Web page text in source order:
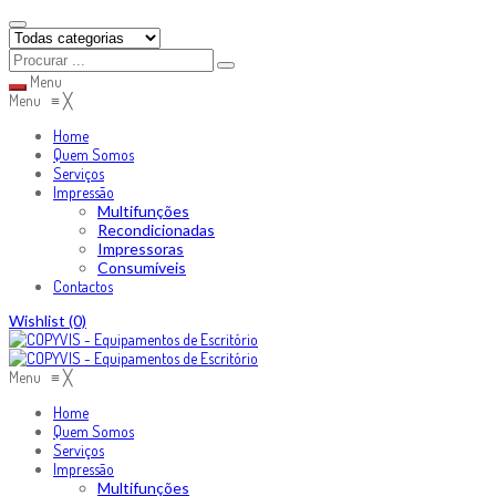
Menu
Menu ≡╳
Home
Quem Somos
Serviços
Impressão
Multifunções
Recondicionadas
Impressoras
Consumíveis
Contactos
Skip
to
content
Wishlist (0)
Menu ≡╳
Home
Quem Somos
Serviços
Impressão
Multifunções